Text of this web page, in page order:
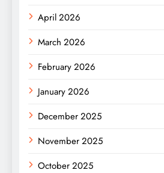
April 2026
March 2026
February 2026
January 2026
December 2025
November 2025
October 2025